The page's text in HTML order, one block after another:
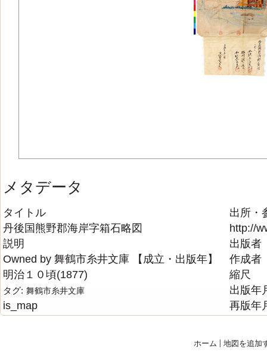
メタデータ
タイトル
丹後国熊野郡海岸字箱石略図
説明
Owned by 舞鶴市糸井文庫 【成立・出版年】
明治１０頃(1877)
タグ: 舞鶴市糸井文庫
is_map
出所・
http://
出版者
作成者
縮尺
出版年
再版年
ホーム | 地図を追加